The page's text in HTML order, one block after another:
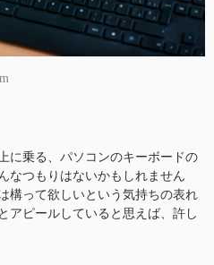
に乗る、パソコンのキーボードの
なつもりはないかもしれません
構って欲しいという気持ちの表れ
アピールしていると思えば、許し